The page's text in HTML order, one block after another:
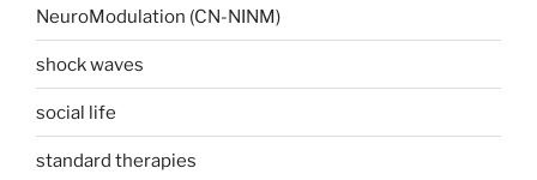
NeuroModulation (CN-NINM)
shock waves
social life
standard therapies